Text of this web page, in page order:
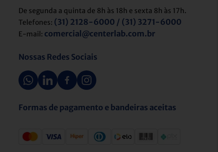
De segunda a quinta de 8h às 18h e sexta 8h às 17h.
Telefones: (31) 2128-6000 / (31) 3271-6000
E-mail: comercial@centerlab.com.br
Nossas Redes Sociais
Formas de pagamento e bandeiras aceitas